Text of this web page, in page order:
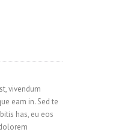
vivendum
eam in. Sed te
has, eu eos